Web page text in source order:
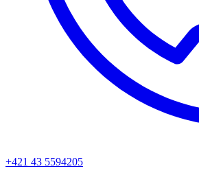
+421 43 5594205